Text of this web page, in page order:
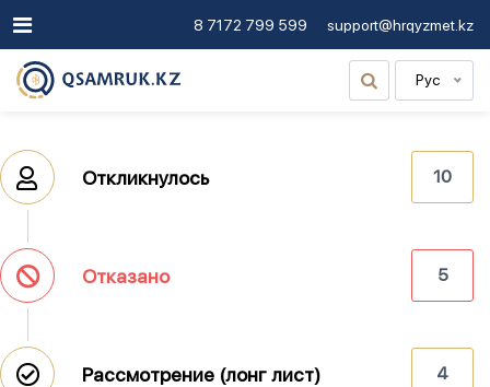
8 7172 799 599 support@hrqyzmet.kz
Рус
Откликнулось 10
Отказано 5
Рассмотрение (лонг лист) 4